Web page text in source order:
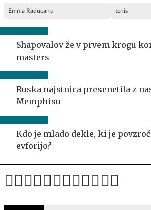
Emma Raducanu tenis
Shapovalov že v prvem krogu
masters
Ruska najstnica presenetila z
Memphisu
Kdo je mlado dekle, ki je
evforijo?